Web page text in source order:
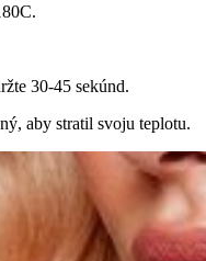
30-45 sekúnd.
aby stratil svoju teplotu.